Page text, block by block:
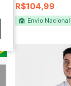
R$104,99
Envio Nacional